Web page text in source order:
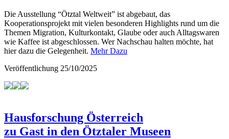
Die Ausstellung “Ötztal Weltweit” ist abgebaut, das
Kooperationsprojekt mit vielen besonderen Highlights rund um die
Themen Migration, Kulturkontakt, Glaube oder auch Alltagswaren
wie Kaffee ist abgeschlossen. Wer Nachschau halten möchte, hat
hier dazu die Gelegenheit. Mehr Dazu
Veröffentlichung 25/10/2025
Hausforschung Österreich
zu Gast in den Ötztaler Museen